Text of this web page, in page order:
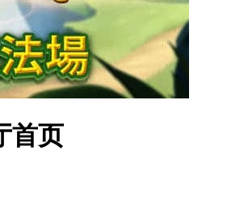
首页